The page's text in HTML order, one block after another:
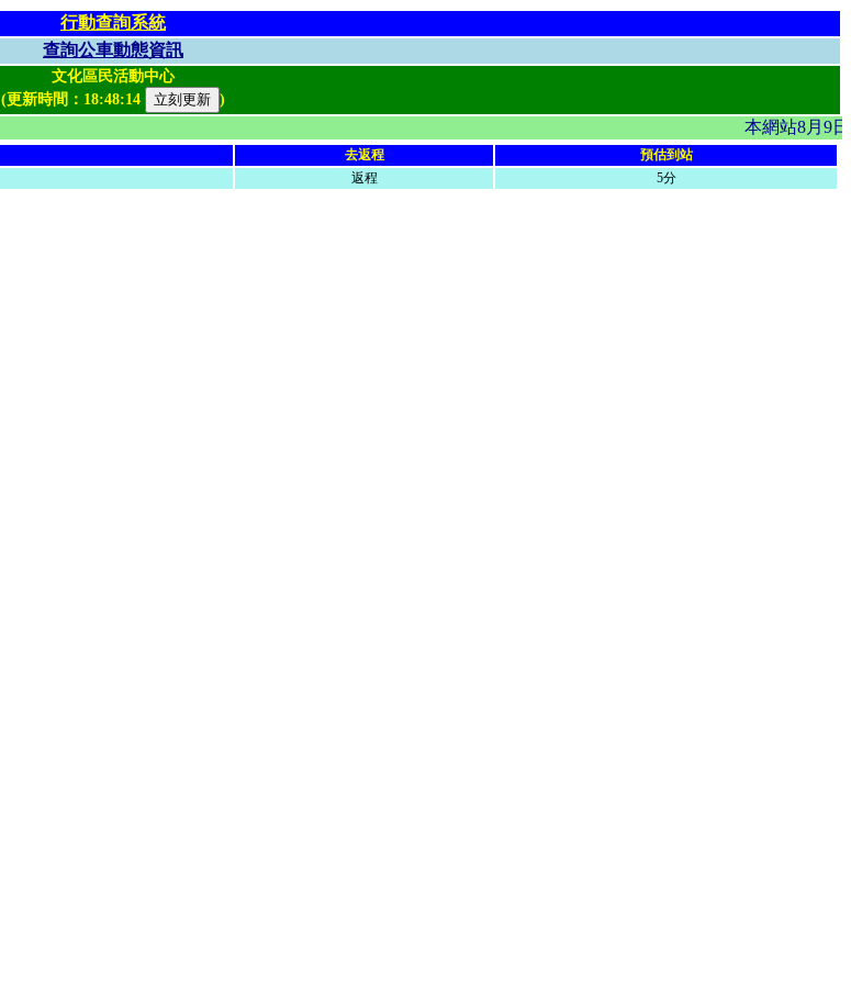
行動查詢系統
查詢公車動態資訊
文化區民活動中心
(更新時間： 18:48:14 )
本網站8月9
去返程
預估到站
返程 5分